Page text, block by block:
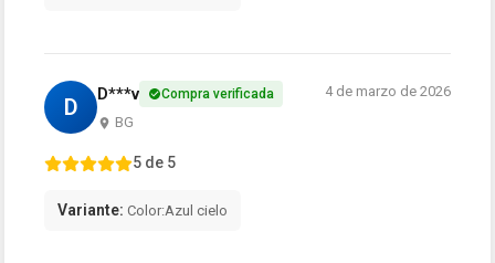
D D***v Compra verificada
BG
4 de marzo de 2026
5 de 5
Variante: Color:Azul cielo